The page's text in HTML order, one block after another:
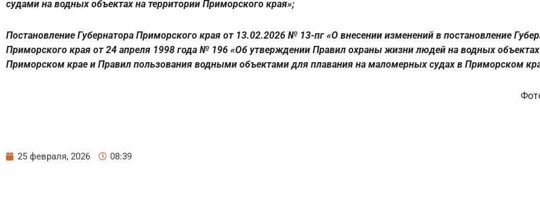
судами на водных объектах на территории Приморского края»;
Постановление Губернатора Приморского края от 13.02.2026 № 13-пг «О внесении изменений в постановление
Приморского края от 24 апреля 1998 года № 196 «Об утверждении Правил охраны жизни людей на водных
Приморском крае и Правил пользования водными объектами для плавания на маломерных судах в Приморском
25 февраля, 2026 08:39